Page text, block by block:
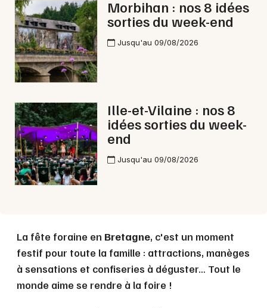
Choisir mes départements
Mon email
Je m'abonne
Morbihan : nos 8 idées
sorties du week-end
Jusqu'au 09/08/2026
Ille-et-Vilaine : nos 8
idées sorties du week-
end
Jusqu'au 09/08/2026
La fête foraine en Bretagne, c'est un moment
festif pour toute la famille : attractions, manèges
à sensations et confiseries à déguster… Tout le
monde aime se rendre à la foire !